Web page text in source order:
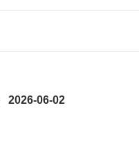
2026-06-02